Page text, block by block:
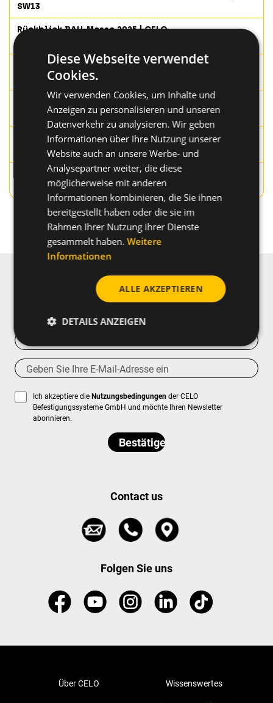
SW13
Rückblick BAU-Messe 2025 | CELO
Isolationsdübel IPL 90 | An Mineralwolle und mehr
befestigen
CELO auf der eltefa | Messe-Event der
Elektrobranche im Süden
Fenster-Befestigungsset FB | Extra lang für
Lochziegel mit großen Kammern
Entdecken Sie die neuen Drahtseil-
Abhängesysteme WFS
Mehr
Abonnieren Sie unseren Newsletter
Ich akzeptiere dieNutzungsbedingungen der CELO
Befestigungssysteme GmbH und möchte Ihren Newsletter
abonnieren.
Contact us
Folgen Sie uns
Über CELO Wissenswertes
Diese Webseite verwendet
Cookies.
Wir verwenden Cookies, um Inhalte und
Anzeigen zu personalisieren und unseren
Datenverkehr zu analysieren. Wir geben
Informationen über Ihre Nutzung unserer
Website auch an unsere Werbe- und
Analysepartner weiter, die diese
möglicherweise mit anderen
Informationen kombinieren, die Sie ihnen
bereitgestellt haben oder die sie im
Rahmen Ihrer Nutzung ihrer Dienste
gesammelt haben.Weitere
Informationen
ALLE AKZEPTIEREN
DETAILS ANZEIGEN